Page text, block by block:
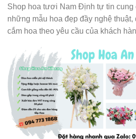
Shop hoa tươi Nam Định tự tin cung
những mẫu hoa đẹp đầy nghệ thuật,
cắm hoa theo yêu cầu của khách